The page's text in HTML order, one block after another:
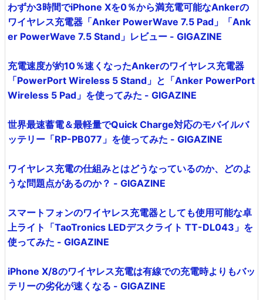
わずか3時間でiPhone Xを0％から満充電可能なAnkerの
ワイヤレス充電器「Anker PowerWave 7.5 Pad」「Ank
er PowerWave 7.5 Stand」レビュー - GIGAZINE
充電速度が約10％速くなったAnkerのワイヤレス充電器
「PowerPort Wireless 5 Stand」と「Anker PowerPort
Wireless 5 Pad」を使ってみた - GIGAZINE
世界最速蓄電＆最軽量でQuick Charge対応のモバイルバ
ッテリー「RP-PB077」を使ってみた - GIGAZINE
ワイヤレス充電の仕組みとはどうなっているのか、どのよ
うな問題点があるのか？ - GIGAZINE
スマートフォンのワイヤレス充電器としても使用可能な卓
上ライト「TaoTronics LEDデスクライト TT-DL043」を
使ってみた - GIGAZINE
iPhone X/8のワイヤレス充電は有線での充電時よりもバッ
テリーの劣化が速くなる - GIGAZINE